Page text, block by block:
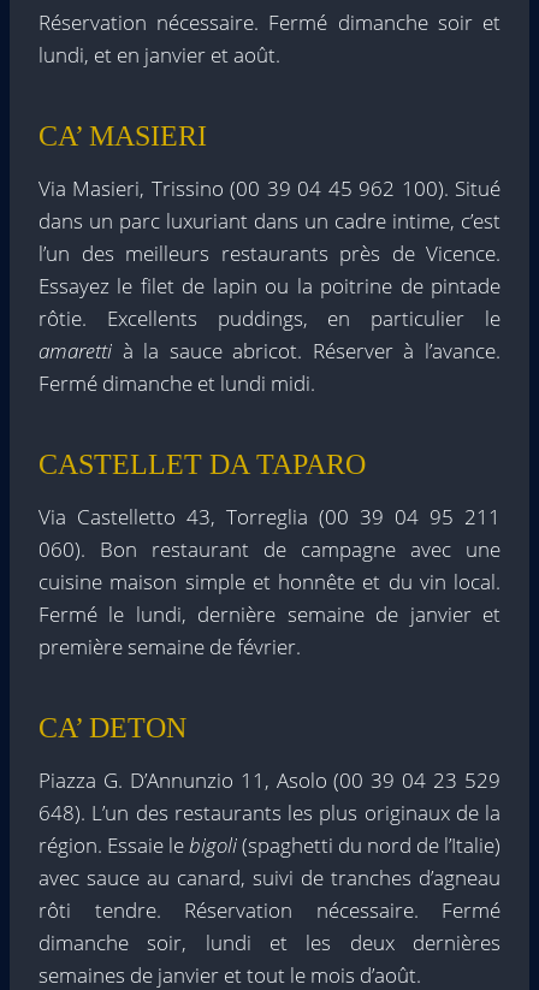
Réservation nécessaire. Fermé dimanche soir et
lundi, et en janvier et août.
CA’ MASIERI
Via Masieri, Trissino (00 39 04 45 962 100). Situé
dans un parc luxuriant dans un cadre intime, c’est
l’un des meilleurs restaurants près de Vicence.
Essayez le filet de lapin ou la poitrine de pintade
rôtie. Excellents puddings, en particulier le
amaretti à la sauce abricot. Réserver à l’avance.
Fermé dimanche et lundi midi.
CASTELLET DA TAPARO
Via Castelletto 43, Torreglia (00 39 04 95 211
060). Bon restaurant de campagne avec une
cuisine maison simple et honnête et du vin local.
Fermé le lundi, dernière semaine de janvier et
première semaine de février.
CA’ DETON
Piazza G. D’Annunzio 11, Asolo (00 39 04 23 529
648). L’un des restaurants les plus originaux de la
région. Essaie lebigoli(spaghetti du nord de l’Italie)
avec sauce au canard, suivi de tranches d’agneau
rôti tendre. Réservation nécessaire. Fermé
dimanche soir, lundi et les deux dernières
semaines de janvier et tout le mois d’août.